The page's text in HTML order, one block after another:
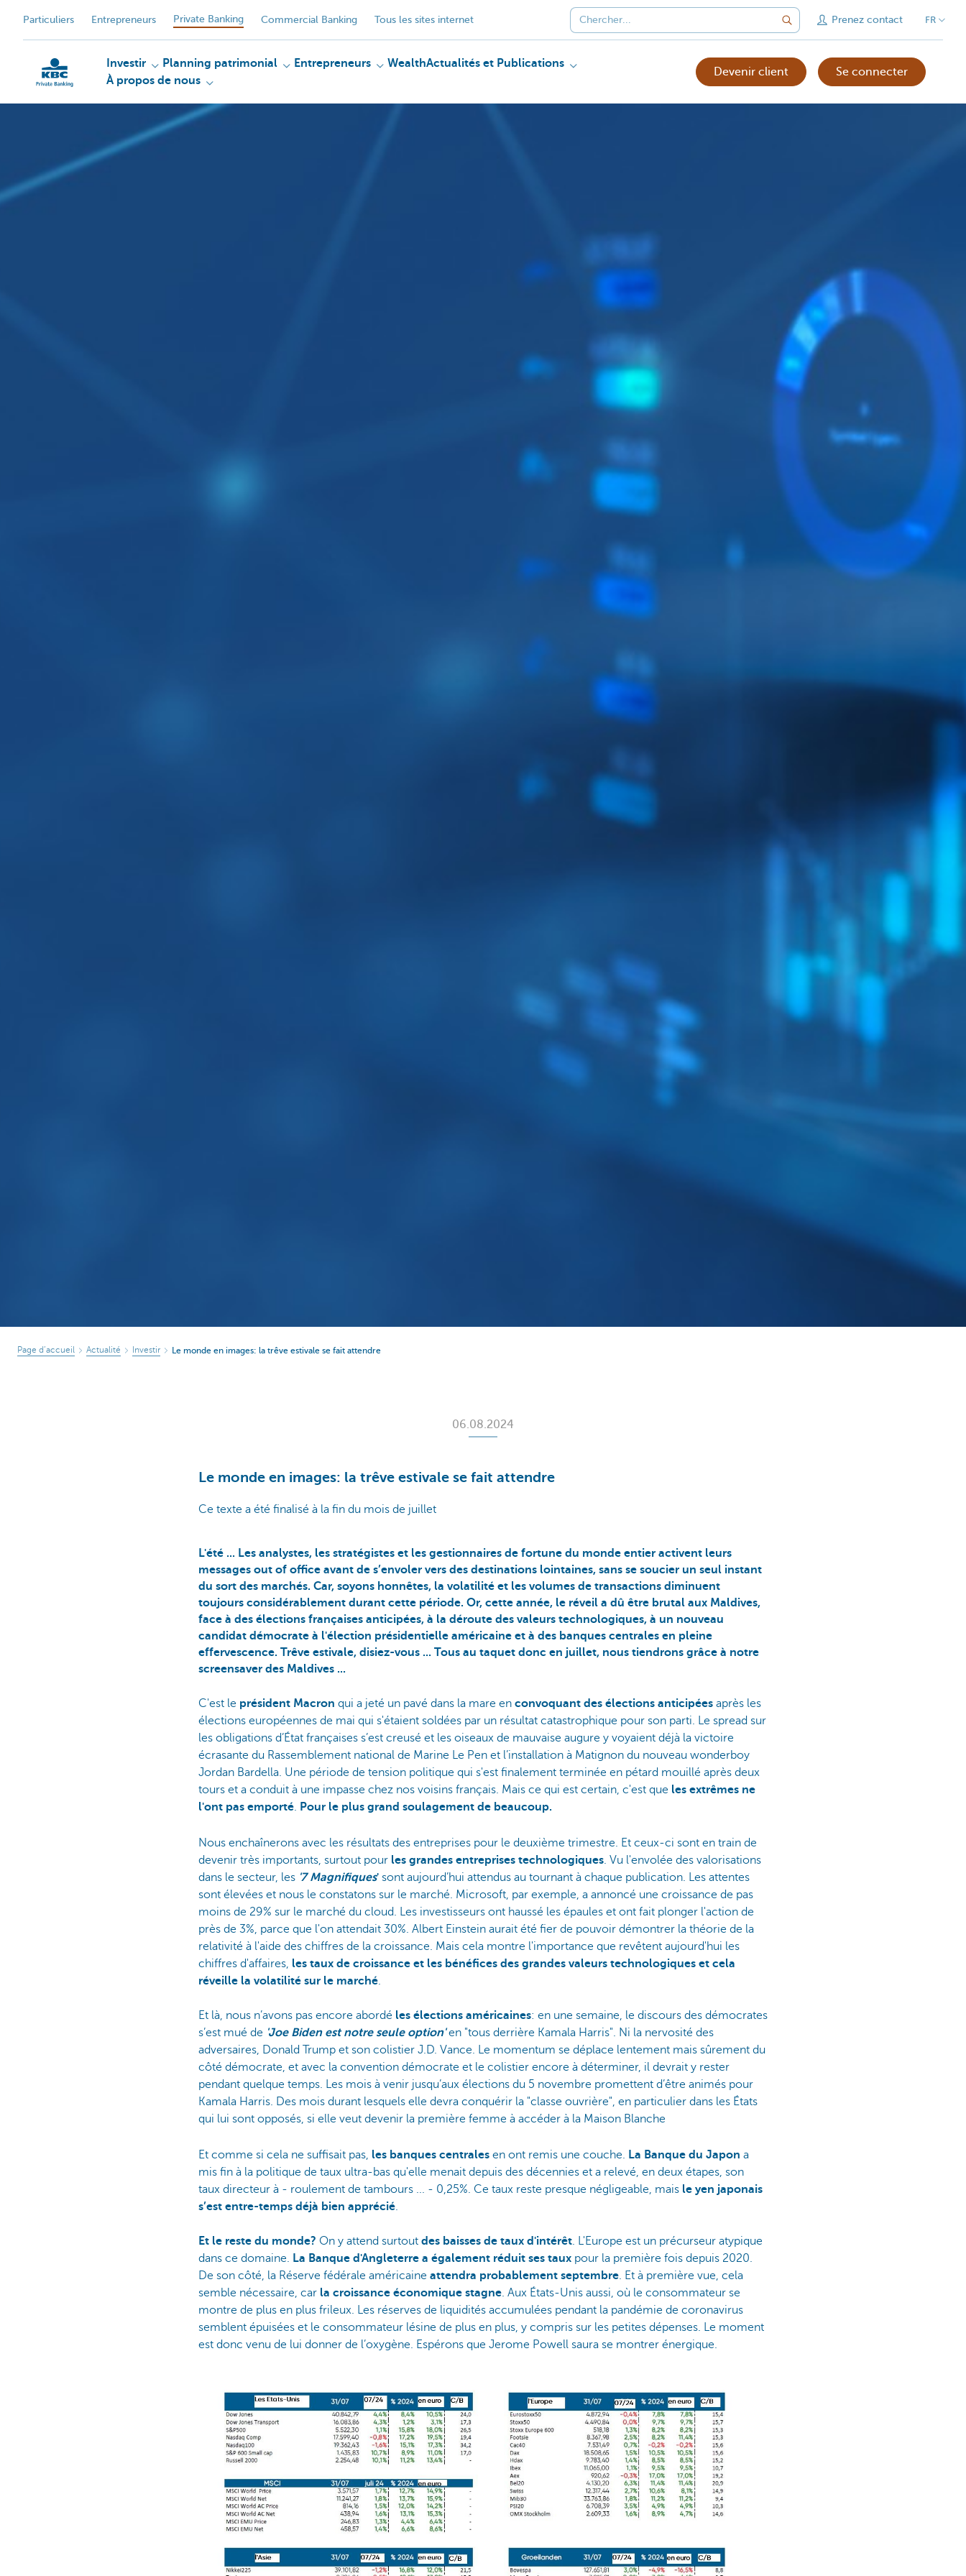
Particuliers Entrepreneurs Private Banking Commercial Banking Tous les sites internet Prenez contact FR
Particulieren
Investir Planning patrimonial Entrepreneurs WealthActualités et Publications
À propos de nous
Devenir client Se connecter
Page d’accueil Actualité Investir Le monde en images: la trêve estivale se fait attendre
06.08.2024
Le monde en images: la trêve estivale se fait attendre
Ce texte a été finalisé à la fin du mois de juillet
L'été ... Les analystes, les stratégistes et les gestionnaires de fortune du monde entier activent leurs
messages out of office avant de s’envoler vers des destinations lointaines, sans se soucier un seul instant
du sort des marchés. Car, soyons honnêtes, la volatilité et les volumes de transactions diminuent
toujours considérablement durant cette période. Or, cette année, le réveil a dû être brutal aux Maldives,
face à des élections françaises anticipées, à la déroute des valeurs technologiques, à un nouveau
candidat démocrate à l'élection présidentielle américaine et à des banques centrales en pleine
effervescence. Trêve estivale, disiez-vous ... Tous au taquet donc en juillet, nous tiendrons grâce à notre
screensaver des Maldives ...
C'est le président Macron qui a jeté un pavé dans la mare en convoquant des élections anticipées après les
élections européennes de mai qui s'étaient soldées par un résultat catastrophique pour son parti. Le spread sur
les obligations d’État françaises s’est creusé et les oiseaux de mauvaise augure y voyaient déjà la victoire
écrasante du Rassemblement national de Marine Le Pen et l’installation à Matignon du nouveau wonderboy
Jordan Bardella. Une période de tension politique qui s'est finalement terminée en pétard mouillé après deux
tours et a conduit à une impasse chez nos voisins français. Mais ce qui est certain, c'est que les extrêmes ne
l'ont pas emporté
Pour le plus grand soulagement de beaucoup.
Nous enchaînerons avec les résultats des entreprises pour le deuxième trimestre. Et ceux-ci sont en train de
devenir très importants, surtout pour les grandes entreprises technologiques. Vu l'envolée des valorisations
dans le secteur, les '7 Magnifiques' sont aujourd’hui attendus au tournant à chaque publication. Les attentes
sont élevées et nous le constatons sur le marché. Microsoft, par exemple, a annoncé une croissance de pas
moins de 29% sur le marché du cloud. Les investisseurs ont haussé les épaules et ont fait plonger l'action de
près de 3%, parce que l'on attendait 30%. Albert Einstein aurait été fier de pouvoir démontrer la théorie de la
relativité à l'aide des chiffres de la croissance. Mais cela montre l'importance que revêtent aujourd'hui les
chiffres d'affaires, les taux de croissance et les bénéfices des grandes valeurs technologiques et cela
réveille la volatilité sur le marché.
Et là, nous n’avons pas encore abordé les élections américaines: en une semaine, le discours des démocrates
s’est mué de 'Joe Biden est notre seule option'en "tous derrière Kamala Harris". Ni la nervosité des
adversaires, Donald Trump et son colistier J.D. Vance. Le momentum se déplace lentement mais sûrement du
côté démocrate, et avec la convention démocrate et le colistier encore à déterminer, il devrait y rester
pendant quelque temps. Les mois à venir jusqu’aux élections du 5 novembre promettent d’être animés pour
Kamala Harris. Des mois durant lesquels elle devra conquérir la "classe ouvrière", en particulier dans les États
qui lui sont opposés, si elle veut devenir la première femme à accéder à la Maison Blanche
Et comme si cela ne suffisait pas, les banques centrales en ont remis une couche. La Banque du Japon a
mis fin à la politique de taux ultra-bas qu'elle menait depuis des décennies et a relevé, en deux étapes, son
taux directeur à - roulement de tambours ... - 0,25%. Ce taux reste presque négligeable, mais le yen japonais
s’est entre-temps déjà bien apprécié.
Et le reste du monde? On y attend surtout des baisses de taux d'intérêt. L'Europe est un précurseur atypique
dans ce domaine. La Banque d'Angleterre a également réduit ses taux pour la première fois depuis 2020.
De son côté, la Réserve fédérale américaine attendra probablement septembre. Et à première vue, cela
semble nécessaire, car la croissance économique stagne. Aux États-Unis aussi, où le consommateur se
montre de plus en plus frileux. Les réserves de liquidités accumulées pendant la pandémie de coronavirus
semblent épuisées et le consommateur lésine de plus en plus, y compris sur les petites dépenses. Le moment
est donc venu de lui donner de l’oxygène. Espérons que Jerome Powell saura se montrer énergique.